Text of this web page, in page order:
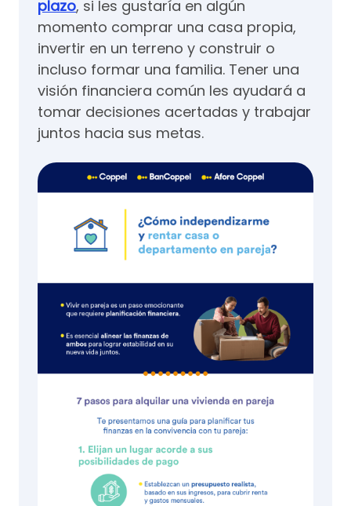
plazo, si les gustaría en algún
momento comprar una casa propia,
invertir en un terreno y construir o
incluso formar una familia. Tener una
visión financiera común les ayudará a
tomar decisiones acertadas y trabajar
juntos hacia sus metas.